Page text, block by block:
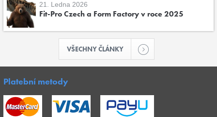
21. Ledna 2026
Fit-Pro Czech a Form Factory v roce 2025
VŠECHNY ČLÁNKY
Platební metody